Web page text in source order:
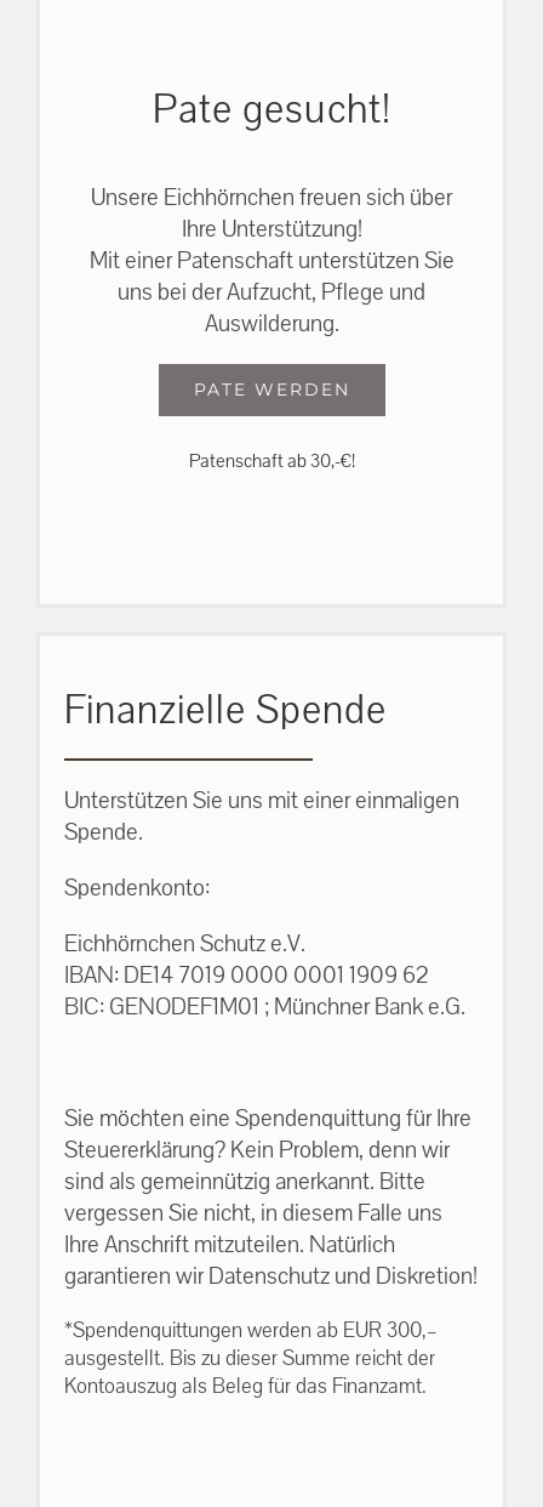
Pate gesucht!
Unsere Eichhörnchen freuen sich über
Ihre Unterstützung!
Mit einer Patenschaft unterstützen Sie
uns bei der Aufzucht, Pflege und
Auswilderung.
PATE WERDEN
Patenschaft ab 30,-€!
Finanzielle Spende
Unterstützen Sie uns mit einer einmaligen
Spende.
Spendenkonto:
Eichhörnchen Schutz e.V.
IBAN: DE14 7019 0000 0001 1909 62
BIC: GENODEF1M01 ; Münchner Bank e.G.
Sie möchten eine Spendenquittung für Ihre
Steuererklärung? Kein Problem, denn wir
sind als gemeinnützig anerkannt. Bitte
vergessen Sie nicht, in diesem Falle uns
Ihre Anschrift mitzuteilen. Natürlich
garantieren wir Datenschutz und Diskretion!
*Spendenquittungen werden ab EUR 300,–
ausgestellt. Bis zu dieser Summe reicht der
Kontoauszug als Beleg für das Finanzamt.